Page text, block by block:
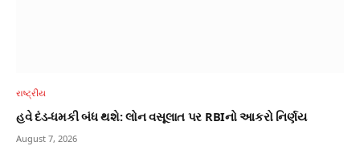
રાષ્ટ્રીય
હવે દંડ-ધમકી બંધ થશે: લોન વસૂલાત પર RBIનો આકરો નિર્ણય
August 7, 2026